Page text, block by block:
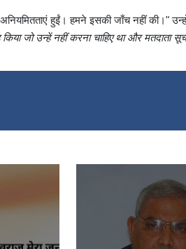
हुईं। हमने इसकी जाँच नहीं की।"
जो उन्हें नहीं करना चाहिए था और मतदाता